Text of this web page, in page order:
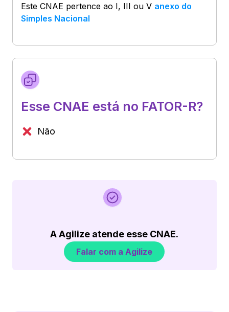
Este CNAE pertence ao I, III ou V anexo do
Simples Nacional
Esse CNAE está no FATOR-R?
Não
A Agilize atende esse CNAE.
Falar com a Agilize